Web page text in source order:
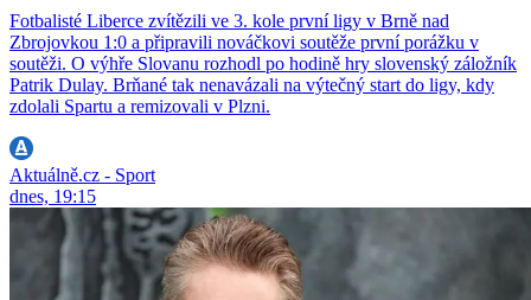
Fotbalisté Liberce zvítězili ve 3. kole první ligy v Brně nad
Zbrojovkou 1:0 a připravili nováčkovi soutěže první porážku v
soutěži. O výhře Slovanu rozhodl po hodině hry slovenský záložník
Patrik Dulay. Brňané tak nenavázali na výtečný start do ligy, kdy
zdolali Spartu a remizovali v Plzni.
Aktuálně.cz - Sport
dnes, 19:15